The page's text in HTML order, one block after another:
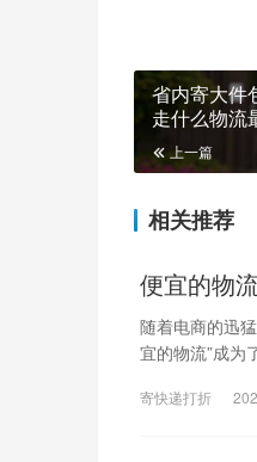
省内寄大件
走什么物流
上一篇
相关推荐
便宜的物
随着电商的迅
宜的物流”成为
寄快递打折